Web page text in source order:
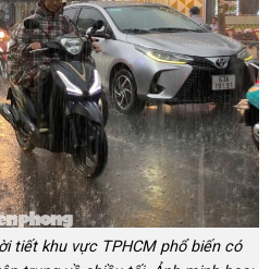
tiết khu vực TPHCM phổ biến có